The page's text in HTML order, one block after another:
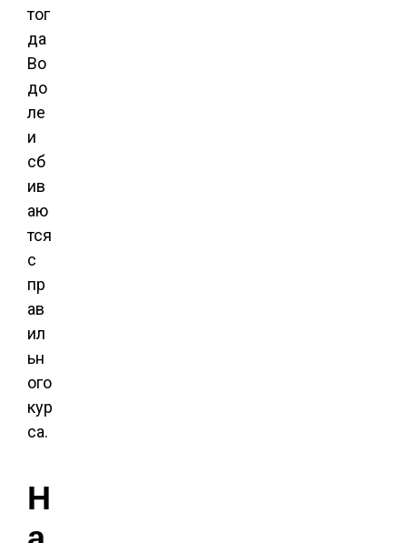
тог
да
Во
до
ле
и
сб
ив
аю
тся
с
пр
ав
ил
ьн
ого
кур
са.
Н